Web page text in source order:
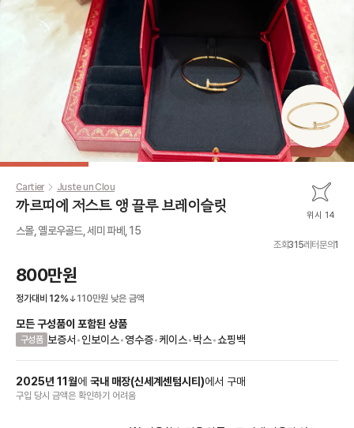
Cartier Juste un Clou
까르띠에 저스트 앵 끌루 브레이슬릿 위시 14
스몰, 옐로우골드, 세미 파베, 15
조회315레터문의1
800만원
정가대비 12% 110만원 낮은 금액
모든 구성품이 포함된 상품
구성품 보증서 •인보이스•영수증•케이스•박스•쇼핑백
2025년 11 월에 국내 매장(신세계센텀시티 )에서 구매
구입 당시 금액은 확인하기 어려움